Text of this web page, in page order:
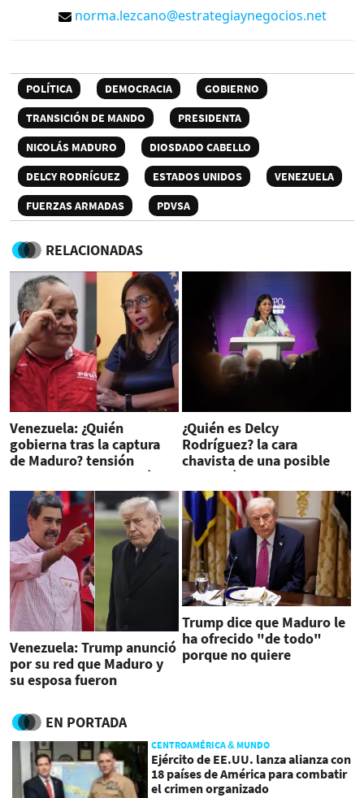
norma.lezcano@estrategiaynegocios.net
POLÍTICA DEMOCRACIA
GOBIERNO
TRANSICIÓN DE MANDO
PRESIDENTA
NICOLÁS MADURO
DIOSDADO CABELLO
DELCY RODRÍGUEZ
ESTADOS UNIDOS
VENEZUELA
FUERZAS ARMADAS
PDVSA
RELACIONADAS
Venezuela: ¿Quién
gobierna tras la captura
de Maduro? tensión
interna y una transición
aún incierta
¿Quién es Delcy
Rodríguez? la cara
chavista de una posible
transición en Venezuela
Venezuela: Trump anunció
por su red que Maduro y
su esposa fueron
país en avión
Trump dice que Maduro le
ha ofrecido "de todo"
porque no quiere
EN PORTADA
CENTROAMÉRICA & MUNDO
Ejército de EE.UU. lanza alianza con
18 países de América para combatir
el crimen organizado